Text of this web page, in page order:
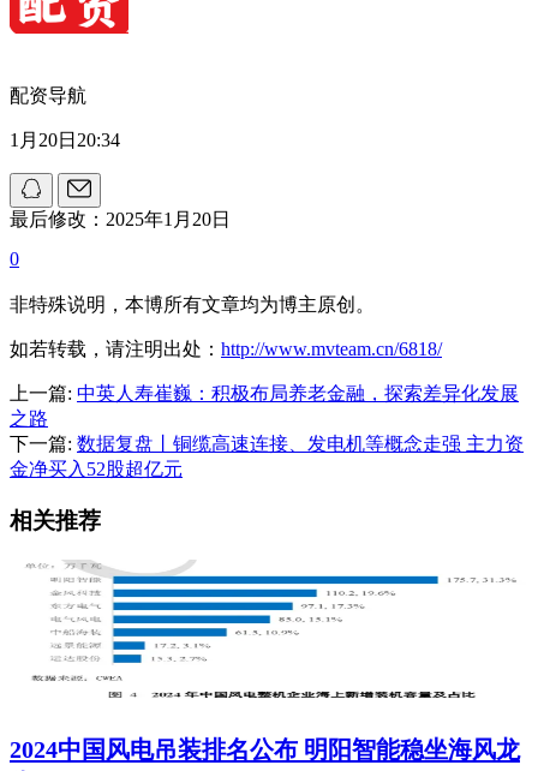
配资导航
1月20日20:34
最后修改：2025年1月20日
0
非特殊说明，本博所有文章均为博主原创。
如若转载，请注明出处： http://www.mvteam.cn/6818/
上一篇: 中英人寿崔巍：积极布局养老金融，探索差异化发展
之路
下一篇: 数据复盘丨铜缆高速连接、发电机等概念走强 主力资
金净买入52股超亿元
相关推荐
2024中国风电吊装排名公布 明阳智能稳坐海风龙